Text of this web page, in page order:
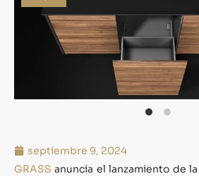
septiembre 9, 2024
GRASS anuncia el lanzamiento de